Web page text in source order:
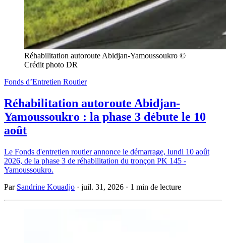
Réhabilitation autoroute Abidjan-Yamoussoukro ©
Crédit photo DR
Fonds d’Entretien Routier
Réhabilitation autoroute Abidjan-
Yamoussoukro : la phase 3 débute le 10
août
Le Fonds d'entretien routier annonce le démarrage, lundi 10 août
2026, de la phase 3 de réhabilitation du tronçon PK 145 -
Yamoussoukro.
Par Sandrine Kouadjo · juil. 31, 2026 · 1 min de lecture